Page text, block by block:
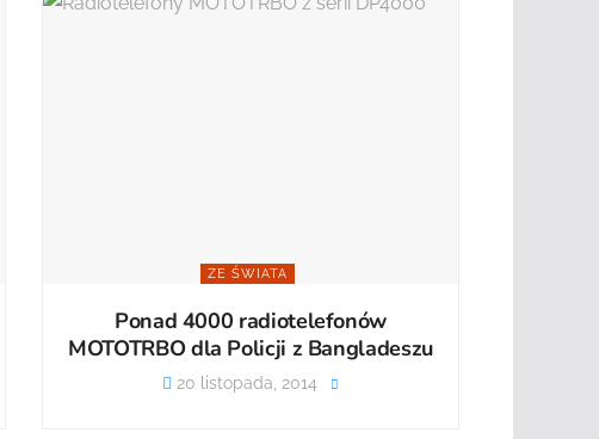
ZE ŚWIATA
Ponad 4000 radiotelefonów
MOTOTRBO dla Policji z Bangladeszu
20 listopada, 2014